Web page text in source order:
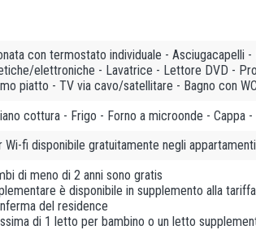
con termostato individuale - Asciugacapelli
elettroniche - Lavatrice - Lettore DVD -
piatto - TV via cavo/satellitare - Bagno con
cottura - Frigo - Forno a microonde - Cappa
fi disponibile gratuitamente negli appartamenti
di meno di 2 anni sono gratis
è disponibile in supplemento alla
del residence
di 1 letto per bambino o un letto